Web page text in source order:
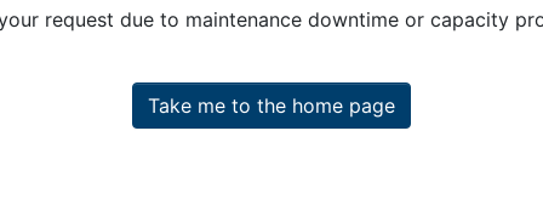
request due to maintenance downtime or capacity
Take me to the home page